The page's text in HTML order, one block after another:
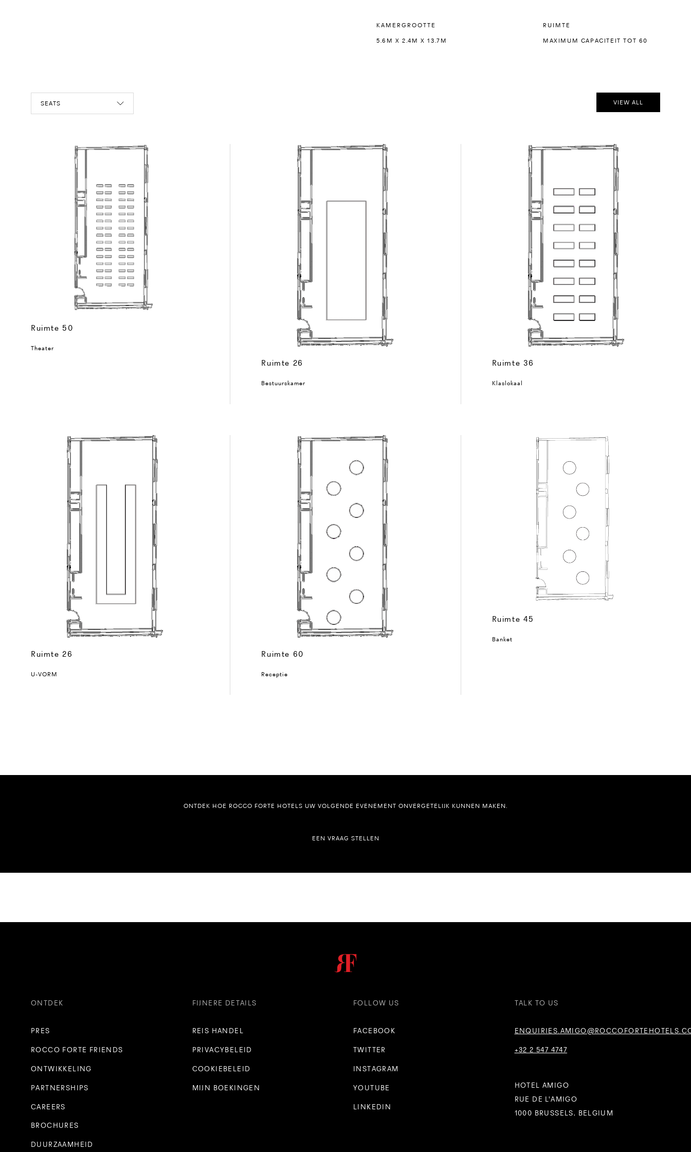
KAMERGROOTTE
5.6M X 2.4M X 13.7M
RUIMTE
MAXIMUM CAPACITEIT TOT 60
SEATS VIEW ALL
Ruimte 50
Theater
Ruimte 26
Bestuurskamer
Ruimte 36
Klaslokaal
Ruimte 26
U-VORM
Ruimte 60
Receptie
Ruimte 45
Banket
ONTDEK HOE ROCCO FORTE HOTELS UW VOLGENDE EVENEMENT ONVERGETELIJK KUNNEN MAKEN.
EEN VRAAG STELLEN
ONTDEK
PRES
ROCCO FORTE FRIENDS
ONTWIKKELING
PARTNERSHIPS
CAREERS
BROCHURES
DUURZAAMHEID
FIJNERE DETAILS
REIS HANDEL
PRIVACYBELEID
COOKIEBELEID
MIJN BOEKINGEN
FOLLOW US
FACEBOOK
TWITTER
INSTAGRAM
YOUTUBE
LINKEDIN
TALK TO US
+32 2 547 4747
HOTEL AMIGO
RUE DE L'AMIGO
1000 BRUSSELS, BELGIUM